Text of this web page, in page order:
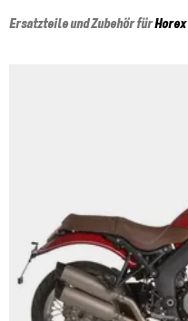
Ersatzteile und Zubehör fürHorex